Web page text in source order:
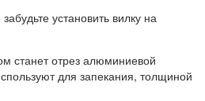
установить вилку на
станет отрез алюминиевой
для запекания, толщиной